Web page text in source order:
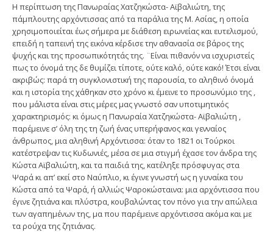
Η περίπτωση της Πανωραίας Χατζηκώστα- Αϊβαλιώτη, της
πάμπλουτης αρχόντισσας από τα παράλια της Μ. Ασίας, η οποία
χρησιμοποιείται έως σήμερα με διάθεση ειρωνείας και ευτελισμού,
επειδή η ταπεινή της εικόνα κέρδισε την αθανασία σε βάρος της
ψυχής και της προσωπικότητάς της. ¨Είναι πιθανόν να ισχυριστείς
πως το όνομά της δε θυμίζει τίποτε, ούτε καλό, ούτε κακό! Έτσι είναι
ακριβώς: παρά τη συγκλονιστική της παρουσία, το αληθινό όνομά
και η ιστορία της χάθηκαν στο χρόνο κι έμεινε το προσωνύμιο της ,
που μάλιστα είναι στις μέρες μας γνωστό σαν υποτιμητικός
χαρακτηρισμός: κι όμως η Πανωραία Χατζηκώστα- Αϊβαλιώτη ,
παρέμεινε σ’ όλη της τη ζωή ένας υπερήφανος και γενναίος
άνθρωπος, μια αληθινή Αρχόντισσα: όταν το 1821 οι Τούρκοι
κατέστρεψαν τις Κυδωνιές, μέσα σε μια στιγμή έχασε τον άνδρα της
Κώστα Αϊβαλιώτη, και τα παιδιά της, κατέληξε πρόσφυγας στα
Ψαρά κι απ’ εκεί στο Ναύπλιο, κι έγινε γνωστή ως η γυναίκα του
Κώστα από τα Ψαρά, ή αλλιώς Ψαροκώσταινα: μια αρχόντισσα που
έγινε ζητιάνα και πλύστρα, κουβαλώντας τον πόνο για την απώλεια
των αγαπημένων της, μα που παρέμεινε αρχόντισσα ακόμα και με
τα ρούχα της ζητιάνας.